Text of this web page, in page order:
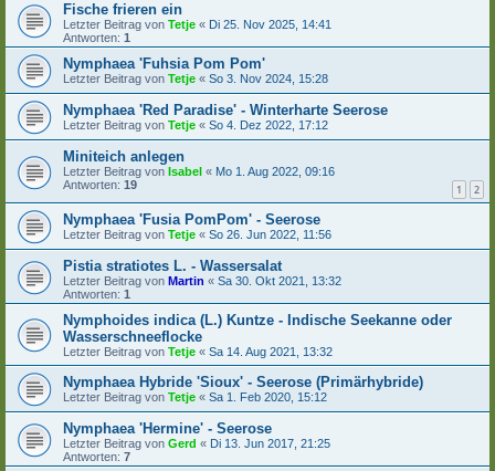
Fische frieren ein
Letzter Beitrag von Tetje « Di 25. Nov 2025, 14:41
Antworten: 1
Nymphaea 'Fuhsia Pom Pom'
Letzter Beitrag von Tetje « So 3. Nov 2024, 15:28
Nymphaea 'Red Paradise' - Winterharte Seerose
Letzter Beitrag von Tetje « So 4. Dez 2022, 17:12
Miniteich anlegen
Letzter Beitrag von Isabel « Mo 1. Aug 2022, 09:16
Antworten: 19 1 2
Nymphaea 'Fusia PomPom' - Seerose
Letzter Beitrag von Tetje « So 26. Jun 2022, 11:56
Pistia stratiotes L. - Wassersalat
Letzter Beitrag von Martin « Sa 30. Okt 2021, 13:32
Antworten: 1
Nymphoides indica (L.) Kuntze - Indische Seekanne oder
Wasserschneeflocke
Letzter Beitrag von Tetje « Sa 14. Aug 2021, 13:32
Nymphaea Hybride 'Sioux' - Seerose (Primärhybride)
Letzter Beitrag von Tetje « Sa 1. Feb 2020, 15:12
Nymphaea 'Hermine' - Seerose
Letzter Beitrag von Gerd « Di 13. Jun 2017, 21:25
Antworten: 7